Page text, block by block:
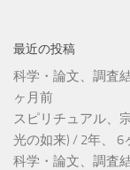
最近の投稿
科学・論文、調査
ヶ月前
スピリチュアル、
光の如来) / 2年、 6
科学・論文、調査